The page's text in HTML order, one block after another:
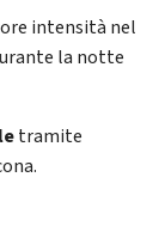
intensità nel
la notte
tramite